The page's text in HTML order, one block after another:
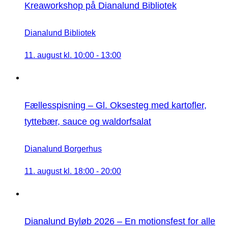
Kreaworkshop på Dianalund Bibliotek
Dianalund Bibliotek
11. august kl. 10:00 - 13:00
Fællesspisning – Gl. Oksesteg med kartofler,
tyttebær, sauce og waldorfsalat
Dianalund Borgerhus
11. august kl. 18:00 - 20:00
Dianalund Byløb 2026 – En motionsfest for alle